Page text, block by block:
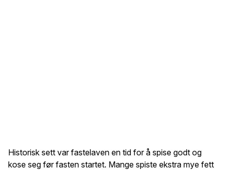
Historisk sett var fastelaven en tid for å spise godt og
kose seg før fasten startet. Mange spiste ekstra mye fett